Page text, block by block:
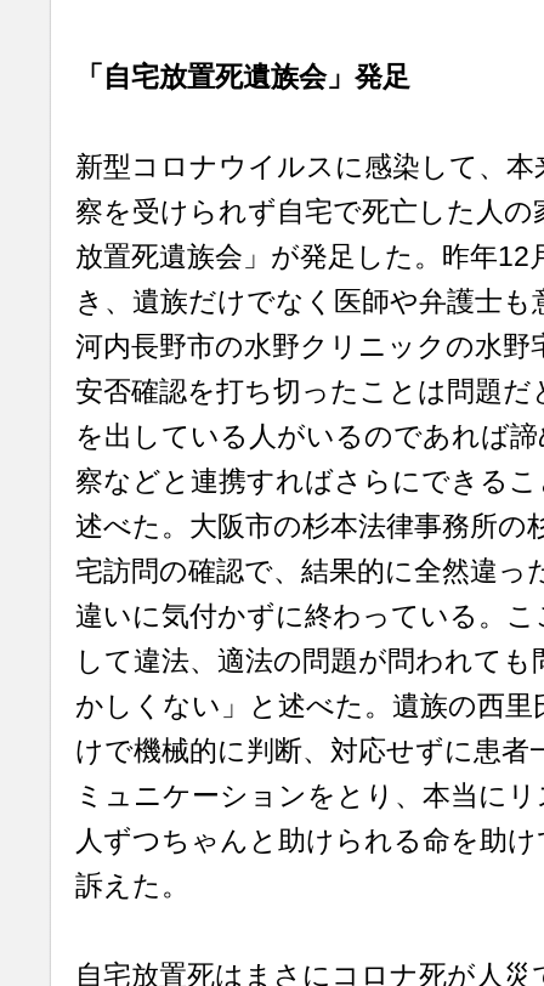
「自宅放置死遺族会」発足
新型コロナウイルスに感染して、本
察を受けられず自宅で死亡した人の
放置死遺族会」が発足した。昨年12
き、遺族だけでなく医師や弁護士も
河内長野市の水野クリニックの水野
安否確認を打ち切ったことは問題だ
を出している人がいるのであれば
察などと連携すればさらにできる
述べた。大阪市の杉本法律事務所の
宅訪問の確認で、結果的に全然違っ
違いに気付かずに終わっている。
して違法、適法の問題が問われて
かしくない」と述べた。遺族の西里
けで機械的に判断、対応せずに患者
ミュニケーションをとり、本当に
人ずつちゃんと助けられる命を助
訴えた。
自宅放置死はまさにコロナ死が人